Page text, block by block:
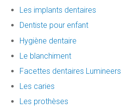
Les implants dentaires
Dentiste pour enfant
Hygiène dentaire
Le blanchiment
Facettes dentaires
Les caries
Les prothèses